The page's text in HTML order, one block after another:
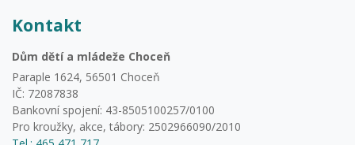
Kontakt
Dům dětí a mládeže Choceň
Paraple 1624, 56501 Choceň
IČ: 72087838
Bankovní spojení: 43-8505100257/0100
Pro kroužky, akce, tábory: 2502966090/2010